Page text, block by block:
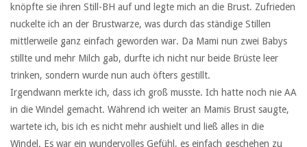
knöpfte sie ihren Still-BH auf und legte mich an die Brust. Zufrieden
nuckelte ich an der Brustwarze, was durch das ständige Stillen
mittlerweile ganz einfach geworden war. Da Mami nun zwei Babys
stillte und mehr Milch gab, durfte ich nicht nur beide Brüste leer
trinken, sondern wurde nun auch öfters gestillt.
Irgendwann merkte ich, dass ich groß musste. Ich hatte noch nie AA
in die Windel gemacht. Während ich weiter an Mamis Brust saugte,
wartete ich, bis ich es nicht mehr aushielt und ließ alles in die
Windel. Es war ein wundervolles Gefühl, es einfach geschehen zu